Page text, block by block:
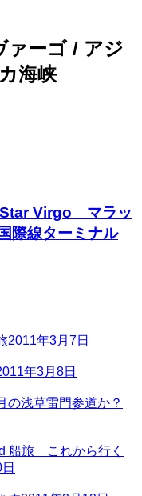
ァーゴ / アジ
海峡
Star Virgo マラッ
際線ターミナル
2011年3月7日
年3月8日
の浅草雷門参道か？
船旅 これから行く